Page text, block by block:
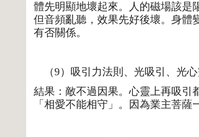
體先明顯地壞起來。人的磁場該是
但音頻亂聽，效果先好後壞。身體
有否關係。
（9）吸引力法則、光吸引、光心
結果：敵不過因果。心靈上再吸引
「相愛不能相守」。因為業主菩薩